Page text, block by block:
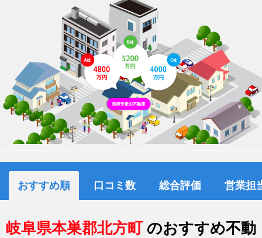
おすすめ順 口コミ数 総合評価 営業担
岐阜県本巣郡北方町 のおすすめ不動